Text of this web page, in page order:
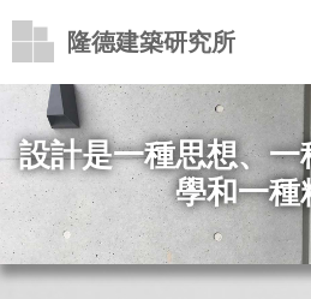
隆德建築研究所
設計是一種思想、
學和一種